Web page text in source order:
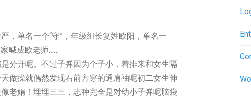
名一个“守”，年级组长复姓欧阳，单名一
喊成欧老师……
呢。不过子弹因为个子小，着排来和女生隔
做操就偶然发现右前方穿的通肩袖呢初二女生伸
老娟！埋埋三三，志种完全是对幼小子弹呢脑袋